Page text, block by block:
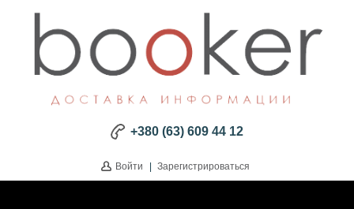
+380 (63) 609 44 12
Войти | Зарегистрироваться